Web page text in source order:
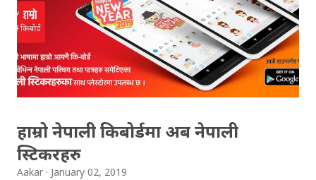
REGULAR: EXEMPTED: Distinction --------------- First
division First division Second Division Second
Division Third Division Third Division Withheld
Withheld ...
हाम्रो नेपाली किबोर्डमा अब नेपाली
स्टिकरहरु
Aakar January 02, 2019